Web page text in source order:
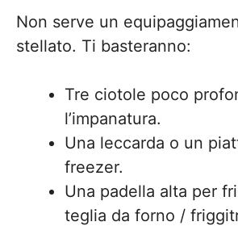
Non serve un
stellato. Ti basteranno:
Tre ciotole poco
l’impanatura.
Una leccarda o un
freezer.
Una padella alta per
teglia da forno /